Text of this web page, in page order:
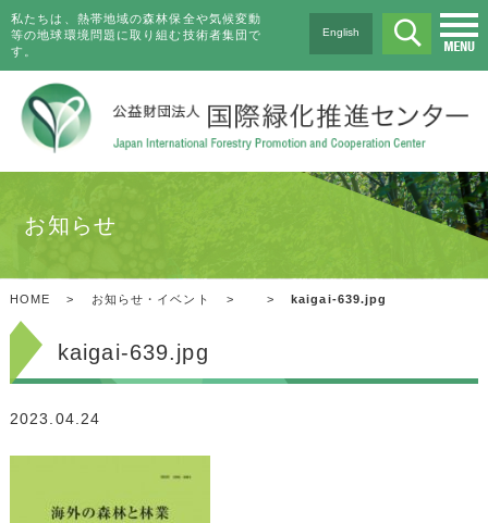
私たちは、熱帯地域の森林保全や気候変動
等の地球環境問題に取り組む技術者集団で
す。
English
お知らせ
HOME > お知らせ・イベント > > kaigai-639.jpg
kaigai-639.jpg
2023.04.24